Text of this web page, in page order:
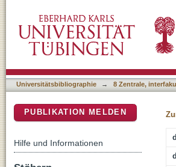
Rats
Universitätsbibliographie → 8 Zentrale,
PUBLIKATION MELDEN
Hilfe und Informationen